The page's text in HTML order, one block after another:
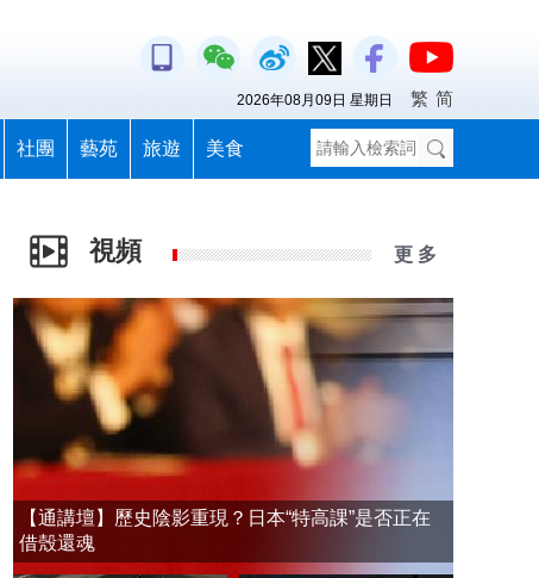
社團 藝苑 旅遊 美食
2026年08月09日 星期日 繁 简
視頻 更 多
【通講壇】歷史陰影重現？日本“特高課”是否正在
借殼還魂